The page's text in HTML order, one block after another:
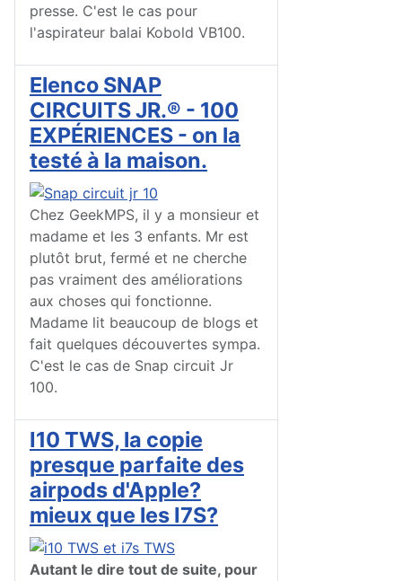
presse. C'est le cas pour
l'aspirateur balai Kobold VB100.
Elenco SNAP
CIRCUITS JR.® - 100
EXPÉRIENCES - on la
testé à la maison.
Chez GeekMPS, il y a monsieur et
madame et les 3 enfants. Mr est
plutôt brut, fermé et ne cherche
pas vraiment des améliorations
aux choses qui fonctionne.
Madame lit beaucoup de blogs et
fait quelques découvertes sympa.
C'est le cas de Snap circuit Jr
100.
I10 TWS, la copie
presque parfaite des
airpods d'Apple?
mieux que les I7S?
Autant le dire tout de suite, pour